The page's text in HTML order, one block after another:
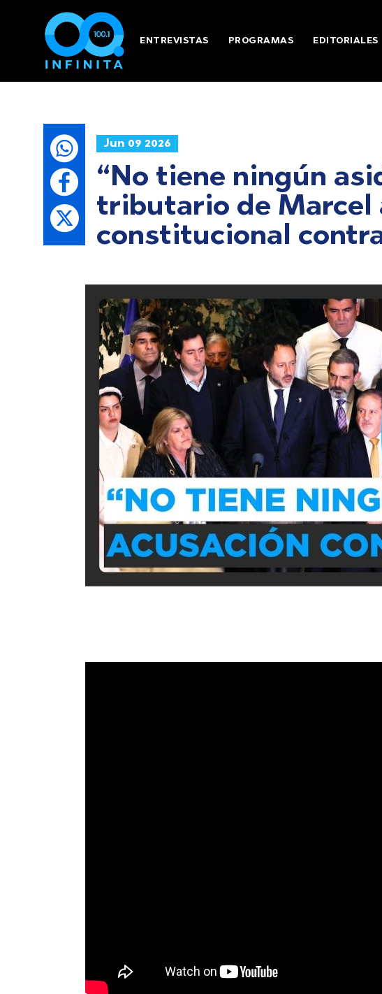
ENTREVISTAS PROGRAMAS EDITORIALES
Jun 09 2026
“No tiene ningún
tributario de Marcel
constitucional